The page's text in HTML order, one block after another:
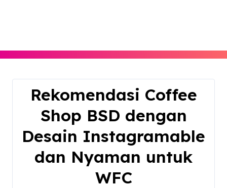
Rekomendasi Coffee
Shop BSD dengan
Desain Instagramable
dan Nyaman untuk
WFC